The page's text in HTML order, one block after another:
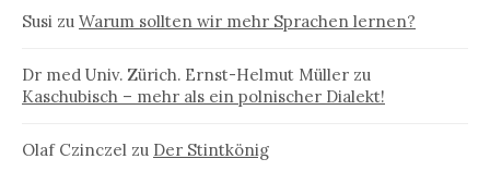
Susi zu Warum sollten wir mehr Sprachen lernen?
Dr med Univ. Zürich. Ernst-Helmut Müller zu
Kaschubisch – mehr als ein polnischer Dialekt!
Olaf Czinczel zu Der Stintkönig